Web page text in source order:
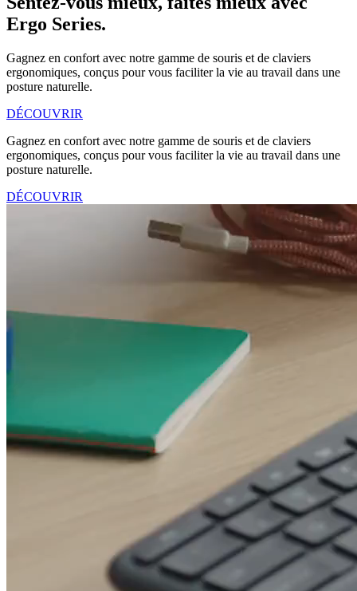
Ergo Series.
Gagnez en confort avec notre gamme de souris et de claviers
ergonomiques, conçus pour vous faciliter la vie au travail dans une
posture naturelle.
DÉCOUVRIR
Gagnez en confort avec notre gamme de souris et de claviers
ergonomiques, conçus pour vous faciliter la vie au travail dans une
posture naturelle.
DÉCOUVRIR